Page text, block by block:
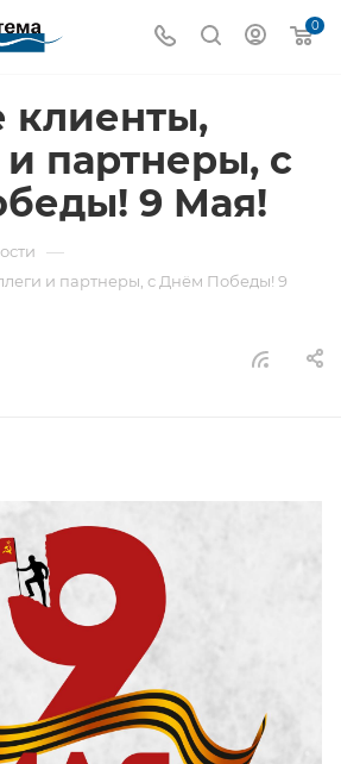
0
клиенты,
партнеры, с
9 Мая!
—
и партнеры, с Днём Победы! 9